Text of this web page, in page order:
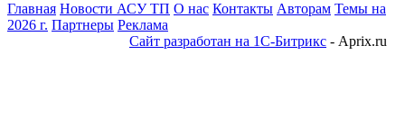
Главная Новости АСУ ТП О нас Контакты Авторам Темы на
2026 г. Партнеры Реклама
Сайт разработан на 1С-Битрикс - Aprix.ru